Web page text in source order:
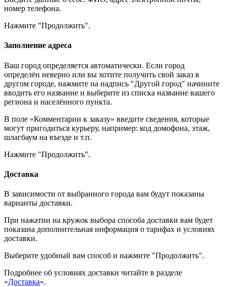
номер телефона.
Нажмите "Продолжить".
Заполнение адреса
Ваш город определяется автоматически. Если город
определён неверно или вы хотите получить свой заказ в
другом городе, нажмите на надпись "Другой город" начините
вводить его название и выберите из списка название вашего
региона и населённого пункта.
В поле «Комментарии к заказу» введите сведения, которые
могут пригодиться курьеру, например: код домофона, этаж,
шлагбаум на въезде и т.п.
Нажмите "Продолжить".
Доставка
В зависимости от выбранного города вам будут показаны
варианты доставки.
При нажатии на кружок выбора способа доставки вам будет
показана дополнительная информация о тарифах и условиях
доставки.
Выберите удобный вам способ и нажмите "Продолжить".
Подробнее об условиях доставки читайте в разделе
«Доставка».